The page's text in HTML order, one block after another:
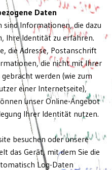
Daten
sind Informationen, die dazu
Ihre Identität zu erfahren.
die Adresse, Postanschrift
die nicht mit Ihrer
werden (wie zum
einer Internetseite),
unser Online-Angebot
Ihrer Identität nutzen.
besuchen oder unsere
das Gerät, mit dem Sie die
Log-Daten